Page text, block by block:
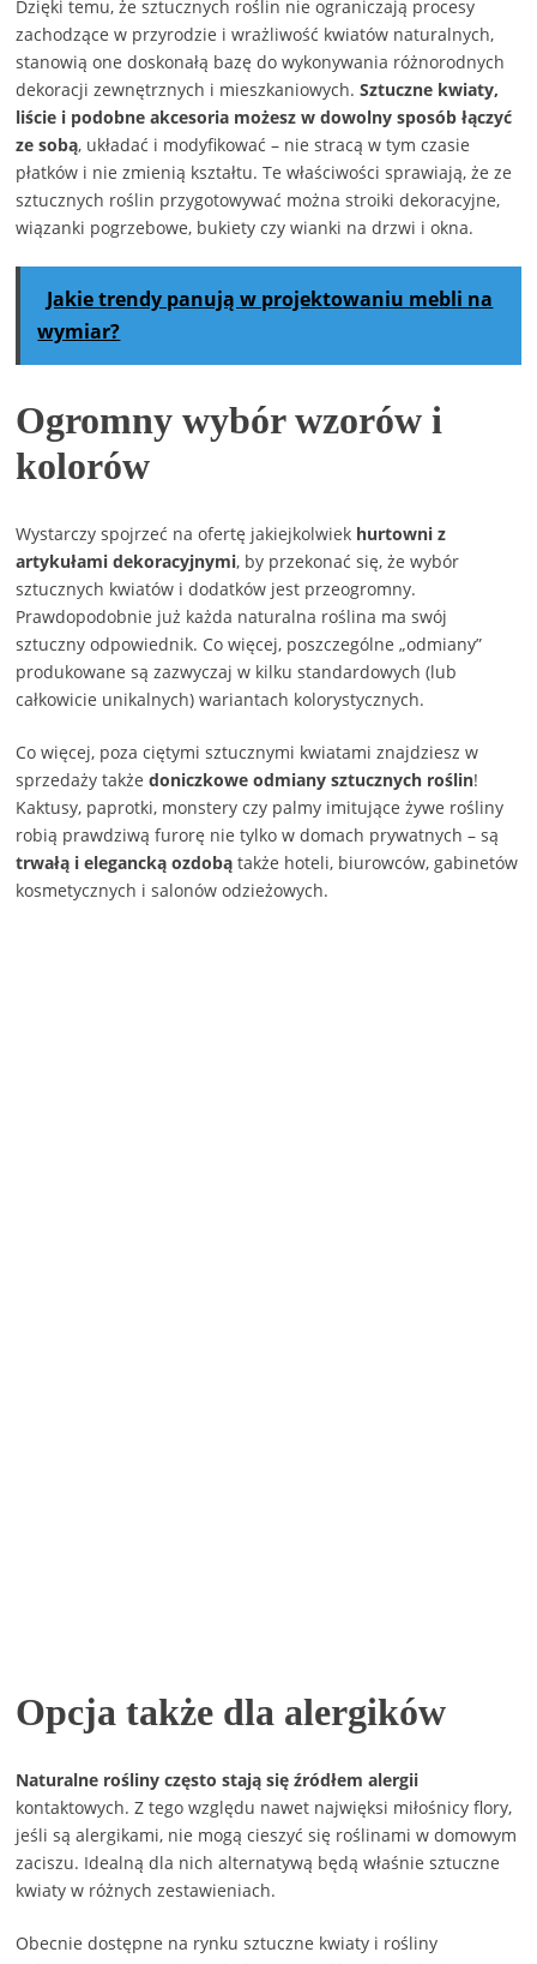
Dzięki temu, że sztucznych roślin nie ograniczają procesy
zachodzące w przyrodzie i wrażliwość kwiatów naturalnych,
stanowią one doskonałą bazę do wykonywania różnorodnych
dekoracji zewnętrznych i mieszkaniowych.Sztuczne kwiaty,
liście i podobne akcesoria możesz w dowolny sposób łączyć
ze sobą, układać i modyfikować – nie stracą w tym czasie
płatków i nie zmienią kształtu. Te właściwości sprawiają, że ze
sztucznych roślin przygotowywać można stroiki dekoracyjne,
wiązanki pogrzebowe, bukiety czy wianki na drzwi i okna.
Jakie trendy panują w projektowaniu mebli na
wymiar?
Ogromny wybór wzorów i
kolorów
Wystarczy spojrzeć na ofertę jakiejkolwiek hurtowni z
artykułami dekoracyjnymi, by przekonać się, że wybór
sztucznych kwiatów i dodatków jest przeogromny.
Prawdopodobnie już każda naturalna roślina ma swój
sztuczny odpowiednik. Co więcej, poszczególne „odmiany”
produkowane są zazwyczaj w kilku standardowych (lub
całkowicie unikalnych) wariantach kolorystycznych.
Co więcej, poza ciętymi sztucznymi kwiatami znajdziesz w
sprzedaży takżedoniczkowe odmiany sztucznych roślin!
Kaktusy, paprotki, monstery czy palmy imitujące żywe rośliny
robią prawdziwą furorę nie tylko w domach prywatnych – są
trwałą i elegancką ozdobą także hoteli, biurowców, gabinetów
kosmetycznych i salonów odzieżowych.
Opcja także dla alergików
Naturalne rośliny często stają się źródłem alergii
kontaktowych. Z tego względu nawet najwięksi miłośnicy flory,
jeśli są alergikami, nie mogą cieszyć się roślinami w domowym
zaciszu. Idealną dla nich alternatywą będą właśnie sztuczne
kwiaty w różnych zestawieniach.
Obecnie dostępne na rynku sztuczne kwiaty i rośliny